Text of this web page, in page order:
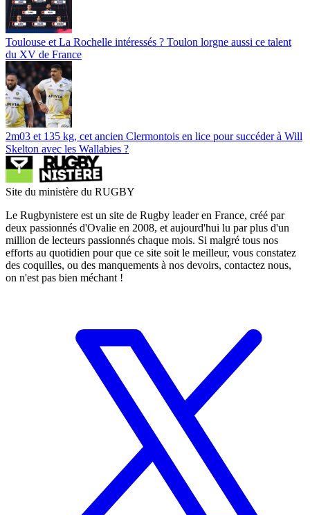
Toulouse et La Rochelle intéressés ? Toulon lorgne aussi ce talent
du XV de France
2m03 et 135 kg, cet ancien Clermontois en lice pour succéder à Will
Skelton avec les Wallabies ?
Site du ministère du RUGBY
Le Rugbynistere est un site de Rugby leader en France, créé par
deux passionnés d'Ovalie en 2008, et aujourd'hui lu par plus d'un
million de lecteurs passionnés chaque mois. Si malgré tous nos
efforts au quotidien pour que ce site soit le meilleur, vous constatez
des coquilles, ou des manquements à nos devoirs, contactez nous,
on n'est pas bien méchant !